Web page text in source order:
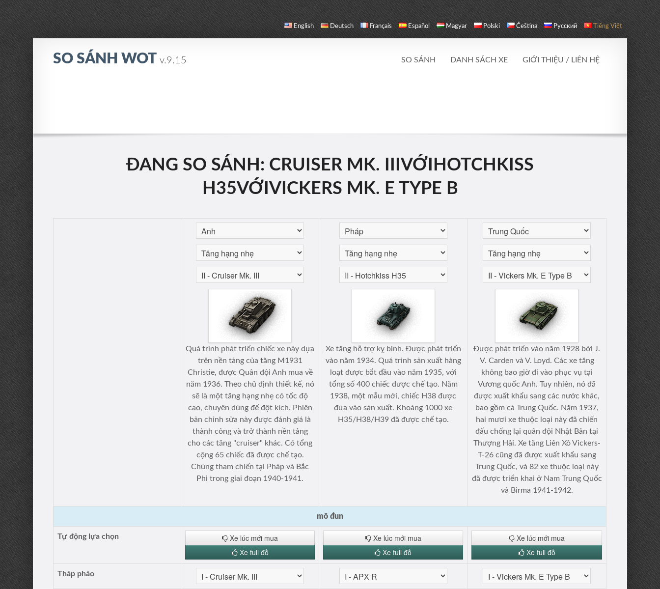
English Deutsch Français Español Magyar Polski Čeština Русский Tiếng Việt
SO SÁNH WOTv.9.15 SO SÁNH DANH SÁCH XE GIỚI THIỆU / LIÊN HỆ
ĐANG SO SÁNH: CRUISER MK. IIIVỚIHOTCHKISS
H35VỚIVICKERS MK. E TYPE B
Quá trình phát triển chiếc xe này dựa
trên nền tảng của tăng M1931
Christie, được Quân đội Anh mua về
năm 1936. Theo chủ định thiết kế, nó
sẽ là một tăng hạng nhẹ có tốc độ
cao, chuyên dùng để đột kích. Phiên
bản chỉnh sửa này được đánh giá là
thành công và trở thành nền tảng
cho các tăng "cruiser" khác. Có tổng
cộng 65 chiếc đã được chế tạo.
Chúng tham chiến tại Pháp và Bắc
Phi trong giai đoạn 1940-1941.
Xe tăng hỗ trợ kỵ binh. Được phát triển
vào năm 1934. Quá trình sản xuất hàng
loạt được bắt đầu vào năm 1935, với
tổng số 400 chiếc được chế tạo. Năm
1938, một mẫu mới, chiếc H38 được
đưa vào sản xuất. Khoảng 1000 xe
H35/H38/H39 đã được chế tạo.
Được phát triển vào năm 1928 bởi J.
V. Carden và V. Loyd. Các xe tăng
không bao giờ đi vào phục vụ tại
Vương quốc Anh. Tuy nhiên, nó đã
được xuất khẩu sang các nước khác,
bao gồm cả Trung Quốc. Năm 1937,
hai mươi xe thuộc loại này đã chiến
đấu chống lại quân đội Nhật Bản tại
Thượng Hải. Xe tăng Liên Xô Vickers-
T-26 cũng đã được xuất khẩu sang
Trung Quốc, và 82 xe thuộc loại này
đã được triển khai ở Nam Trung Quốc
và Birma 1941-1942.
mô đun
Tự động lựa chọn
Xe lúc mới mua
Xe full đồ
Xe lúc mới mua
Xe full đồ
Xe lúc mới mua
Xe full đồ
Tháp pháo